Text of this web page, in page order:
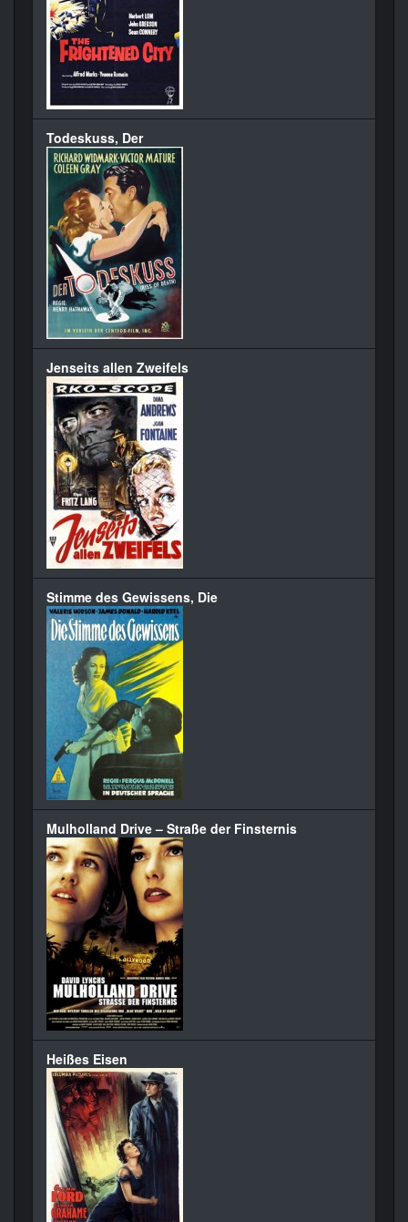
Todeskuss, Der
Jenseits allen Zweifels
Stimme des Gewissens, Die
Mulholland Drive – Straße der Finsternis
Heißes Eisen